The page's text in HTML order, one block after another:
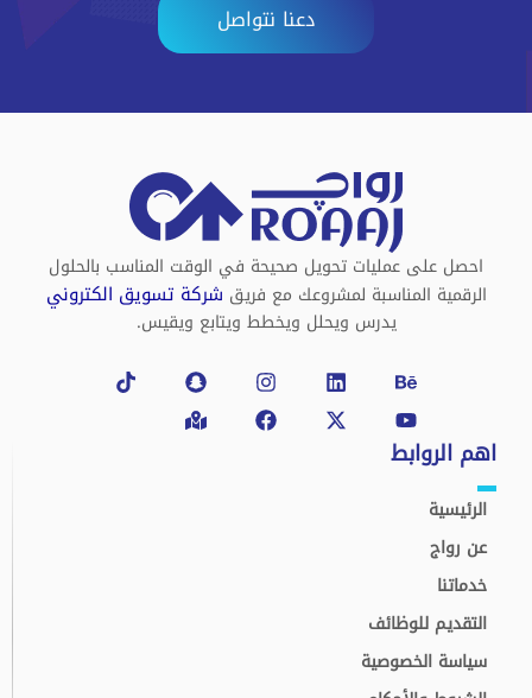
دعنا نتواصل
احصل على عمليات تحويل صحيحة في الوقت المناسب بالحلول
الرقمية المناسبة لمشروعك مع فريق شركة تسويق الكتروني
يدرس ويحلل ويخطط ويتابع ويقيس.
Behance
Linkedin
Instagram
Snapchat
Tiktok Youtube
X-
twitter
Facebook
Map-
marked-
alt
اهم الروابط
الرئيسية
عن رواج
خدماتنا
التقديم للوظائف
سياسة الخصوصية